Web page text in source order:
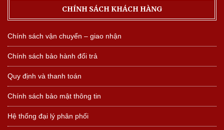
CHÍNH SÁCH KHÁCH HÀNG
Chính sách vận chuyển – giao nhận
Chính sách bảo hành đổi trả
Quy định và thanh toán
Chính sách bảo mật thông tin
Hệ thống đại lý phân phối